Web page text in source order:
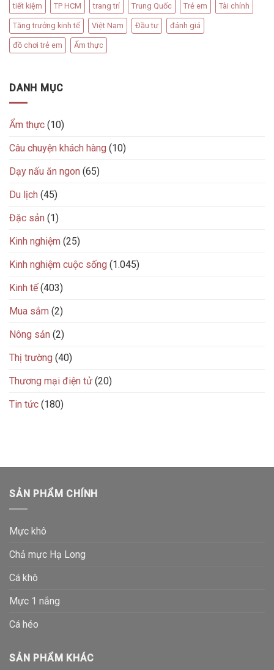
tiết kiệm TP HCM trang trí Trung Quốc Trẻ em Tài chính
Tăng trưởng kinh tế Việt Nam Đầu tư đánh giá
đồ chơi trẻ em Ẩm thực
DANH MỤC
Ẩm thực (10)
Câu chuyện khách hàng (10)
Dạy nấu ăn ngon (65)
Du lịch (45)
Đặc sản (1)
Kinh nghiệm (25)
Kinh nghiệm cuộc sống (1.045)
Kinh tế(403)
Mua sắm (2)
Nông sản (2)
Thị trường (40)
Thương mại điện tử (20)
Tin tức (180)
SẢN PHẨM CHÍNH
Mực khô
Chả mực Hạ Long
Cá khô
Mực 1 nắng
Cá héo
SẢN PHẨM KHÁC